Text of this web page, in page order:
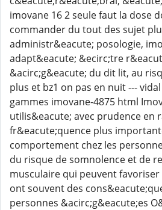
imovane 16 2 seule faut la dose
commander du tout des sujet
administr&eacute; posologie,
adapt&eacute; &ecirc;tre
&acirc;g&eacute; du dit lit, au
plus et bz1 on pas en nuit ---
gammes imovane-4875 html
utilis&eacute; avec prudence en
fr&eacute;quence plus
comportement chez les
du risque de somnolence et de
musculaire qui peuvent favoriser
ont souvent des
personnes &acirc;g&eacute;es